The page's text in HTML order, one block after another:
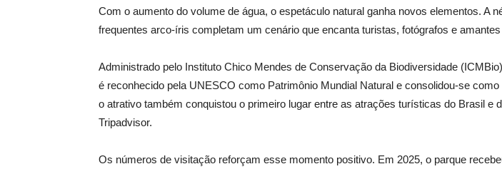
Com o aumento do volume de água, o espetáculo natural ganha novos elementos. A
frequentes arco-íris completam um cenário que encanta turistas, fotógrafos e
Administrado pelo Instituto Chico Mendes de Conservação da Biodiversidade
é reconhecido pela UNESCO como Patrimônio Mundial Natural e consolidou-se
o atrativo também conquistou o primeiro lugar entre as atrações turísticas do Brasil e
Tripadvisor.
Os números de visitação reforçam esse momento positivo. Em 2025, o parque